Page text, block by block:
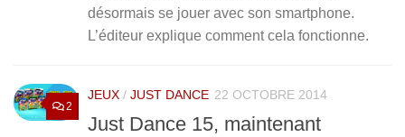
désormais se jouer avec son smartphone.
L’éditeur explique comment cela fonctionne.
2
JEUX / JUST DANCE 22 OCTOBRE 2014
Just Dance 15, maintenant